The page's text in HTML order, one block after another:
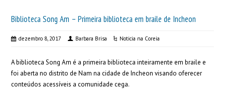
Biblioteca Song Am – Primeira biblioteca em braile de Incheon
dezembro 8, 2017 Barbara Brisa Noticia na Coreia
A biblioteca Song Am é a primeira biblioteca inteiramente em braile e
foi aberta no distrito de Nam na cidade de Incheon visando oferecer
conteúdos acessíveis a comunidade cega.